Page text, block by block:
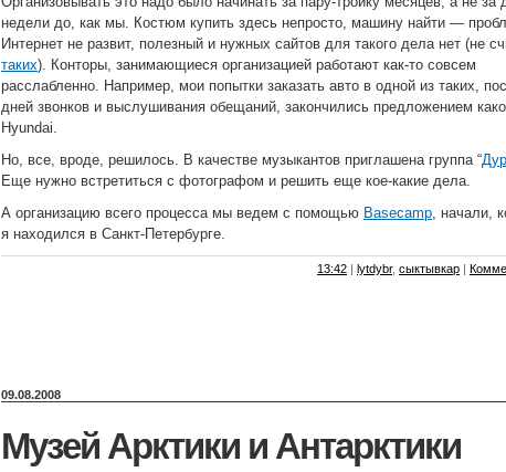
недели до, как мы. Костюм купить здесь непросто, машину найти —
Интернет не развит, полезный и нужных сайтов для такого дела нет (не
таких). Конторы, занимающиеся организацией работают как-то совсем
расслабленно. Например, мои попытки заказать авто в одной из таких,
дней звонков и выслушивания обещаний, закончились предложением
Hyundai.
Но, все, вроде, решилось. В качестве музыкантов приглашена группа “
Еще нужно встретиться с фотографом и решить еще кое-какие дела.
А организацию всего процесса мы ведем с помощью Basecamp, начали,
я находился в Санкт-Петербурге.
13:42 | lytdybr, сыктывкар |
09.08.2008
Музей Арктики и Антарктики